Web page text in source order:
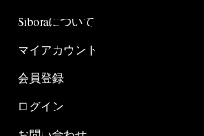
Siboraについて
マイアカウント
会員登録
ログイン